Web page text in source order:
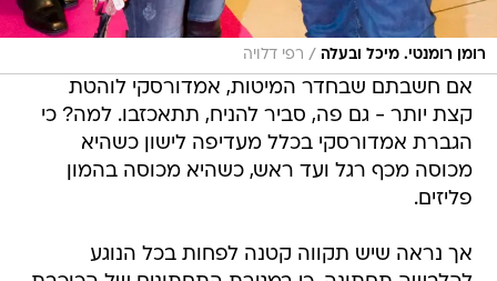
רומן רומנטי. מיכל ובעלה / רפי דלויה
אם חשבתם שבחדר המיטות, אמדורסקי לוהטת
קצת יותר - גם פה, סביר להניח, תתאכזבו. למה? כי
הגברת אמדורסקי בכלל מעדיפה לישון כשהיא
מכוסה מכף רגל ועד ראש, כשהיא מכוסה בהמון
פליזים.
אך נראה שיש תקווה קטנה לפחות בכל הנוגע